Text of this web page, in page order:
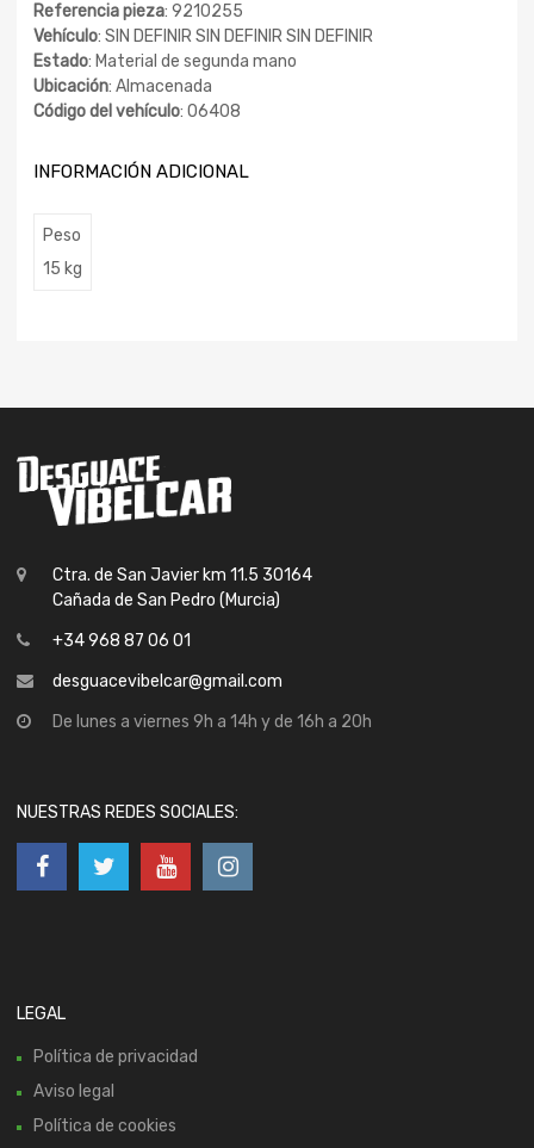
Referencia pieza: 9210255
Vehículo: SIN DEFINIR SIN DEFINIR SIN DEFINIR
Estado: Material de segunda mano
Ubicación: Almacenada
Código del vehículo: 06408
INFORMACIÓN ADICIONAL
Peso
15 kg
Ctra. de San Javier km 11.5 30164
Cañada de San Pedro (Murcia)
+34 968 87 06 01
desguacevibelcar@gmail.com
De lunes a viernes 9h a 14h y de 16h a 20h
NUESTRAS REDES SOCIALES:
LEGAL
Política de privacidad
Aviso legal
Política de cookies